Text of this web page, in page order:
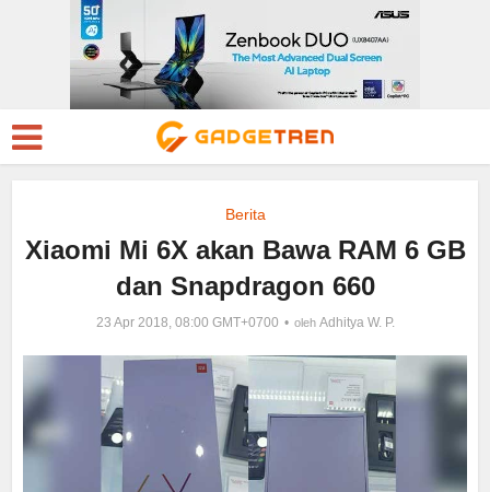
Berita
Xiaomi Mi 6X akan Bawa RAM 6 GB
dan Snapdragon 660
23 Apr 2018, 08:00 GMT+0700 oleh Adhitya W. P.